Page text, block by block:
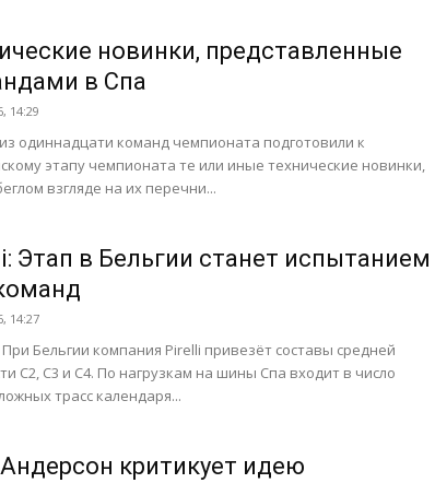
новинки, представленные
в Спа
14:29
одиннадцати команд чемпионата подготовили к
этапу чемпионата те или иные технические новинки,
взгляде на их перечни...
Этап в Бельгии станет испытанием
14:27
Бельгии компания Pirelli привезёт составы средней
С2, С3 и С4. По нагрузкам на шины Спа входит в число
трасс календаря...
Андерсон критикует идею